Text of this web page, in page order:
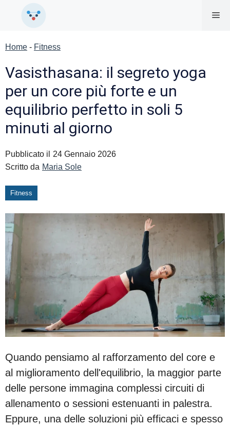
Home - Fitness
Vasisthasana: il segreto yoga
per un core più forte e un
equilibrio perfetto in soli 5
minuti al giorno
Pubblicato il
24 Gennaio 2026
Scritto da Maria Sole
Fitness
Quando pensiamo al rafforzamento del core e
al miglioramento dell'equilibrio, la maggior parte
delle persone immagina complessi circuiti di
allenamento o sessioni estenuanti in palestra.
Eppure, una delle soluzioni più efficaci e spesso